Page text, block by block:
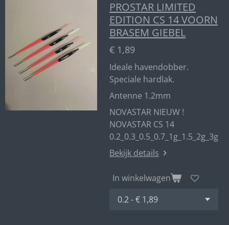
PROSTAR LIMITED
EDITION CS 14 VOORN
BRASEM GIEBEL
€ 1,89
Ideale havendobber.
Speciale hardlak.
Antenne 1.2mm
NOVASTAR NIEUW !
NOVASTAR CS 14
0.2_0.3_0.5_0.7_1g_1.5_2g_3g
Bekijk details
In winkelwagen